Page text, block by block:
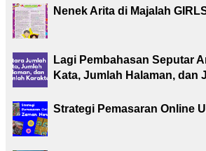
Nenek Arita di Majalah
Lagi Pembahasan Seputar
Kata, Jumlah Halaman, dan
Strategi Pemasaran Online